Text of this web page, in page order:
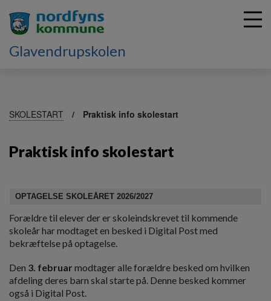
Glavendrupskolen
SKOLESTART Praktisk info skolestart
Praktisk info skolestart
OPTAGELSE SKOLEÅRET 2026/2027
Forældre til elever der er skoleindskrevet til kommende
skoleår har modtaget en besked i Digital Post med
bekræftelse på optagelse.
Den 3. februar modtager alle forældre besked om hvilken
afdeling deres barn skal starte på. Denne besked kommer
også i Digital Post.